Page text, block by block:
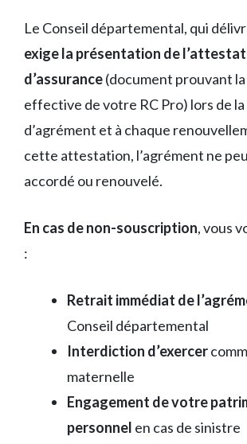
Le Conseil départemental, qui
exige la présentation de
d’assurance(document prouvant
effective de votre RC Pro) lors de
d’agrément et à chaque
cette attestation, l’agrément ne
accordé ou renouvelé.
En cas de non-souscription, vous
:
Retrait immédiat de
Conseil départemental
Interdiction d’exercer
maternelle
Engagement de votre
personnel en cas de sinistre